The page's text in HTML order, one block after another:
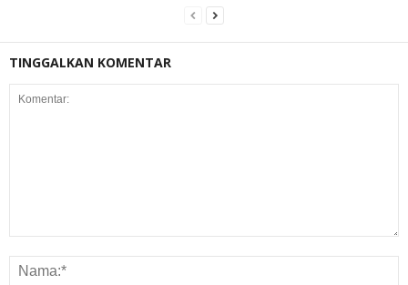
TINGGALKAN KOMENTAR